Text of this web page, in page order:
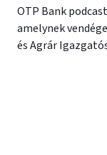
OTP Bank
amelynek
és Agrár